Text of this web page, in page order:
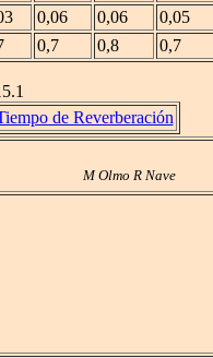
0,06 0,06
0,05
0,7 0,8 0,7
de Reverberación
M Olmo R Nave